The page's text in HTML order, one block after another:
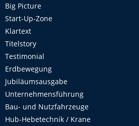
Big Picture
Start-Up-Zone
Klartext
Titelstory
Testimonial
Erdbewegung
Jubiläumsausgabe
Unternehmensführung
Bau- und Nutzfahrzeuge
Hub-Hebetechnik / Krane